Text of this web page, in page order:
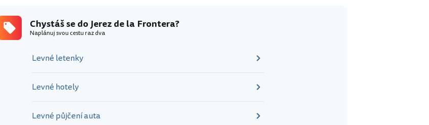
Chystáš se do Jerez de la Frontera?
Naplánuj svou cestu raz dva
Levné letenky
Levné hotely
Levné půjčení auta